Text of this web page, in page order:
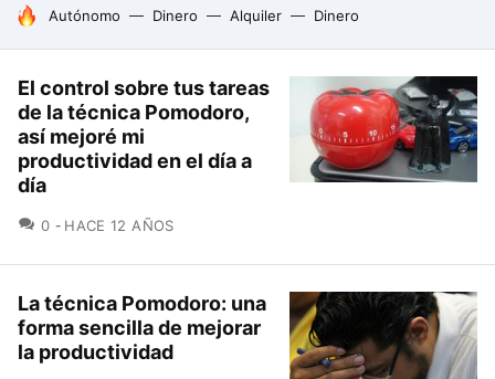
HOY SE HABLA DE
Autónomo Dinero Alquiler Dinero
El control sobre tus tareas
de la técnica Pomodoro,
así mejoré mi
productividad en el día a
día
0 COMENTARIOS
HACE 12 AÑOS
La técnica Pomodoro: una
forma sencilla de mejorar
la productividad